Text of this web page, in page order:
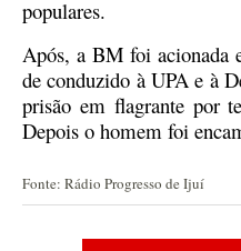
populares.
Após, a BM foi acionada
de conduzido à UPA e à
prisão em flagrante por
Depois o homem foi
Fonte: Rádio Progresso de Ijuí